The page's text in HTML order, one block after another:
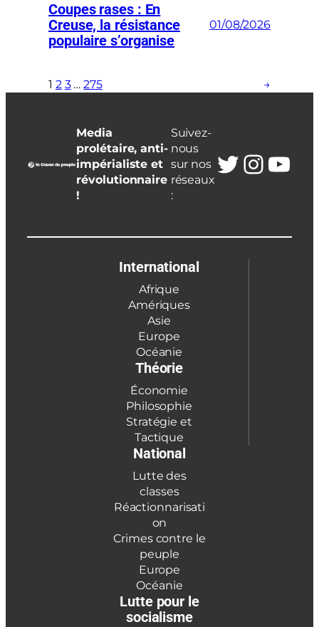
Coupes rases : En
Creuse, la résistance
populaire s’organise
01/08/2026
1 2 3 … 275 →
Media
prolétaire, anti-
impérialiste et
révolutionnaire
!
Suivez-
nous
sur nos
réseaux
:
Twitter
International
Afrique
Amériques
Asie
Europe
Océanie
Théorie
Économie
Philosophie
Stratégie et
Tactique
National
Lutte des
classes
Réactionnarisati
on
Crimes contre le
peuple
Europe
Océanie
Lutte pour le
socialisme